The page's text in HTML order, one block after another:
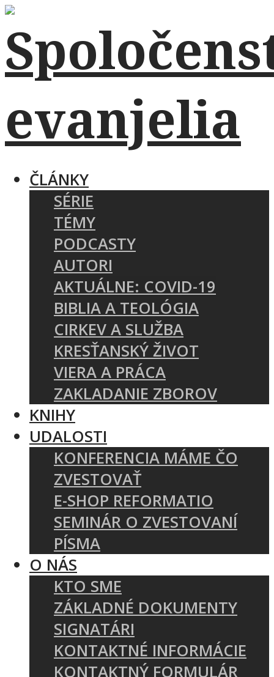
ČLÁNKY
SÉRIE
TÉMY
PODCASTY
AUTORI
AKTUÁLNE: COVID-19
BIBLIA A TEOLÓGIA
CIRKEV A SLUŽBA
KRESŤANSKÝ ŽIVOT
VIERA A PRÁCA
ZAKLADANIE ZBOROV
KNIHY
UDALOSTI
KONFERENCIA MÁME ČO
ZVESTOVAŤ
E-SHOP REFORMATIO
SEMINÁR O ZVESTOVANÍ
PÍSMA
O NÁS
KTO SME
ZÁKLADNÉ DOKUMENTY
SIGNATÁRI
KONTAKTNÉ INFORMÁCIE
KONTAKTNÝ FORMULÁR